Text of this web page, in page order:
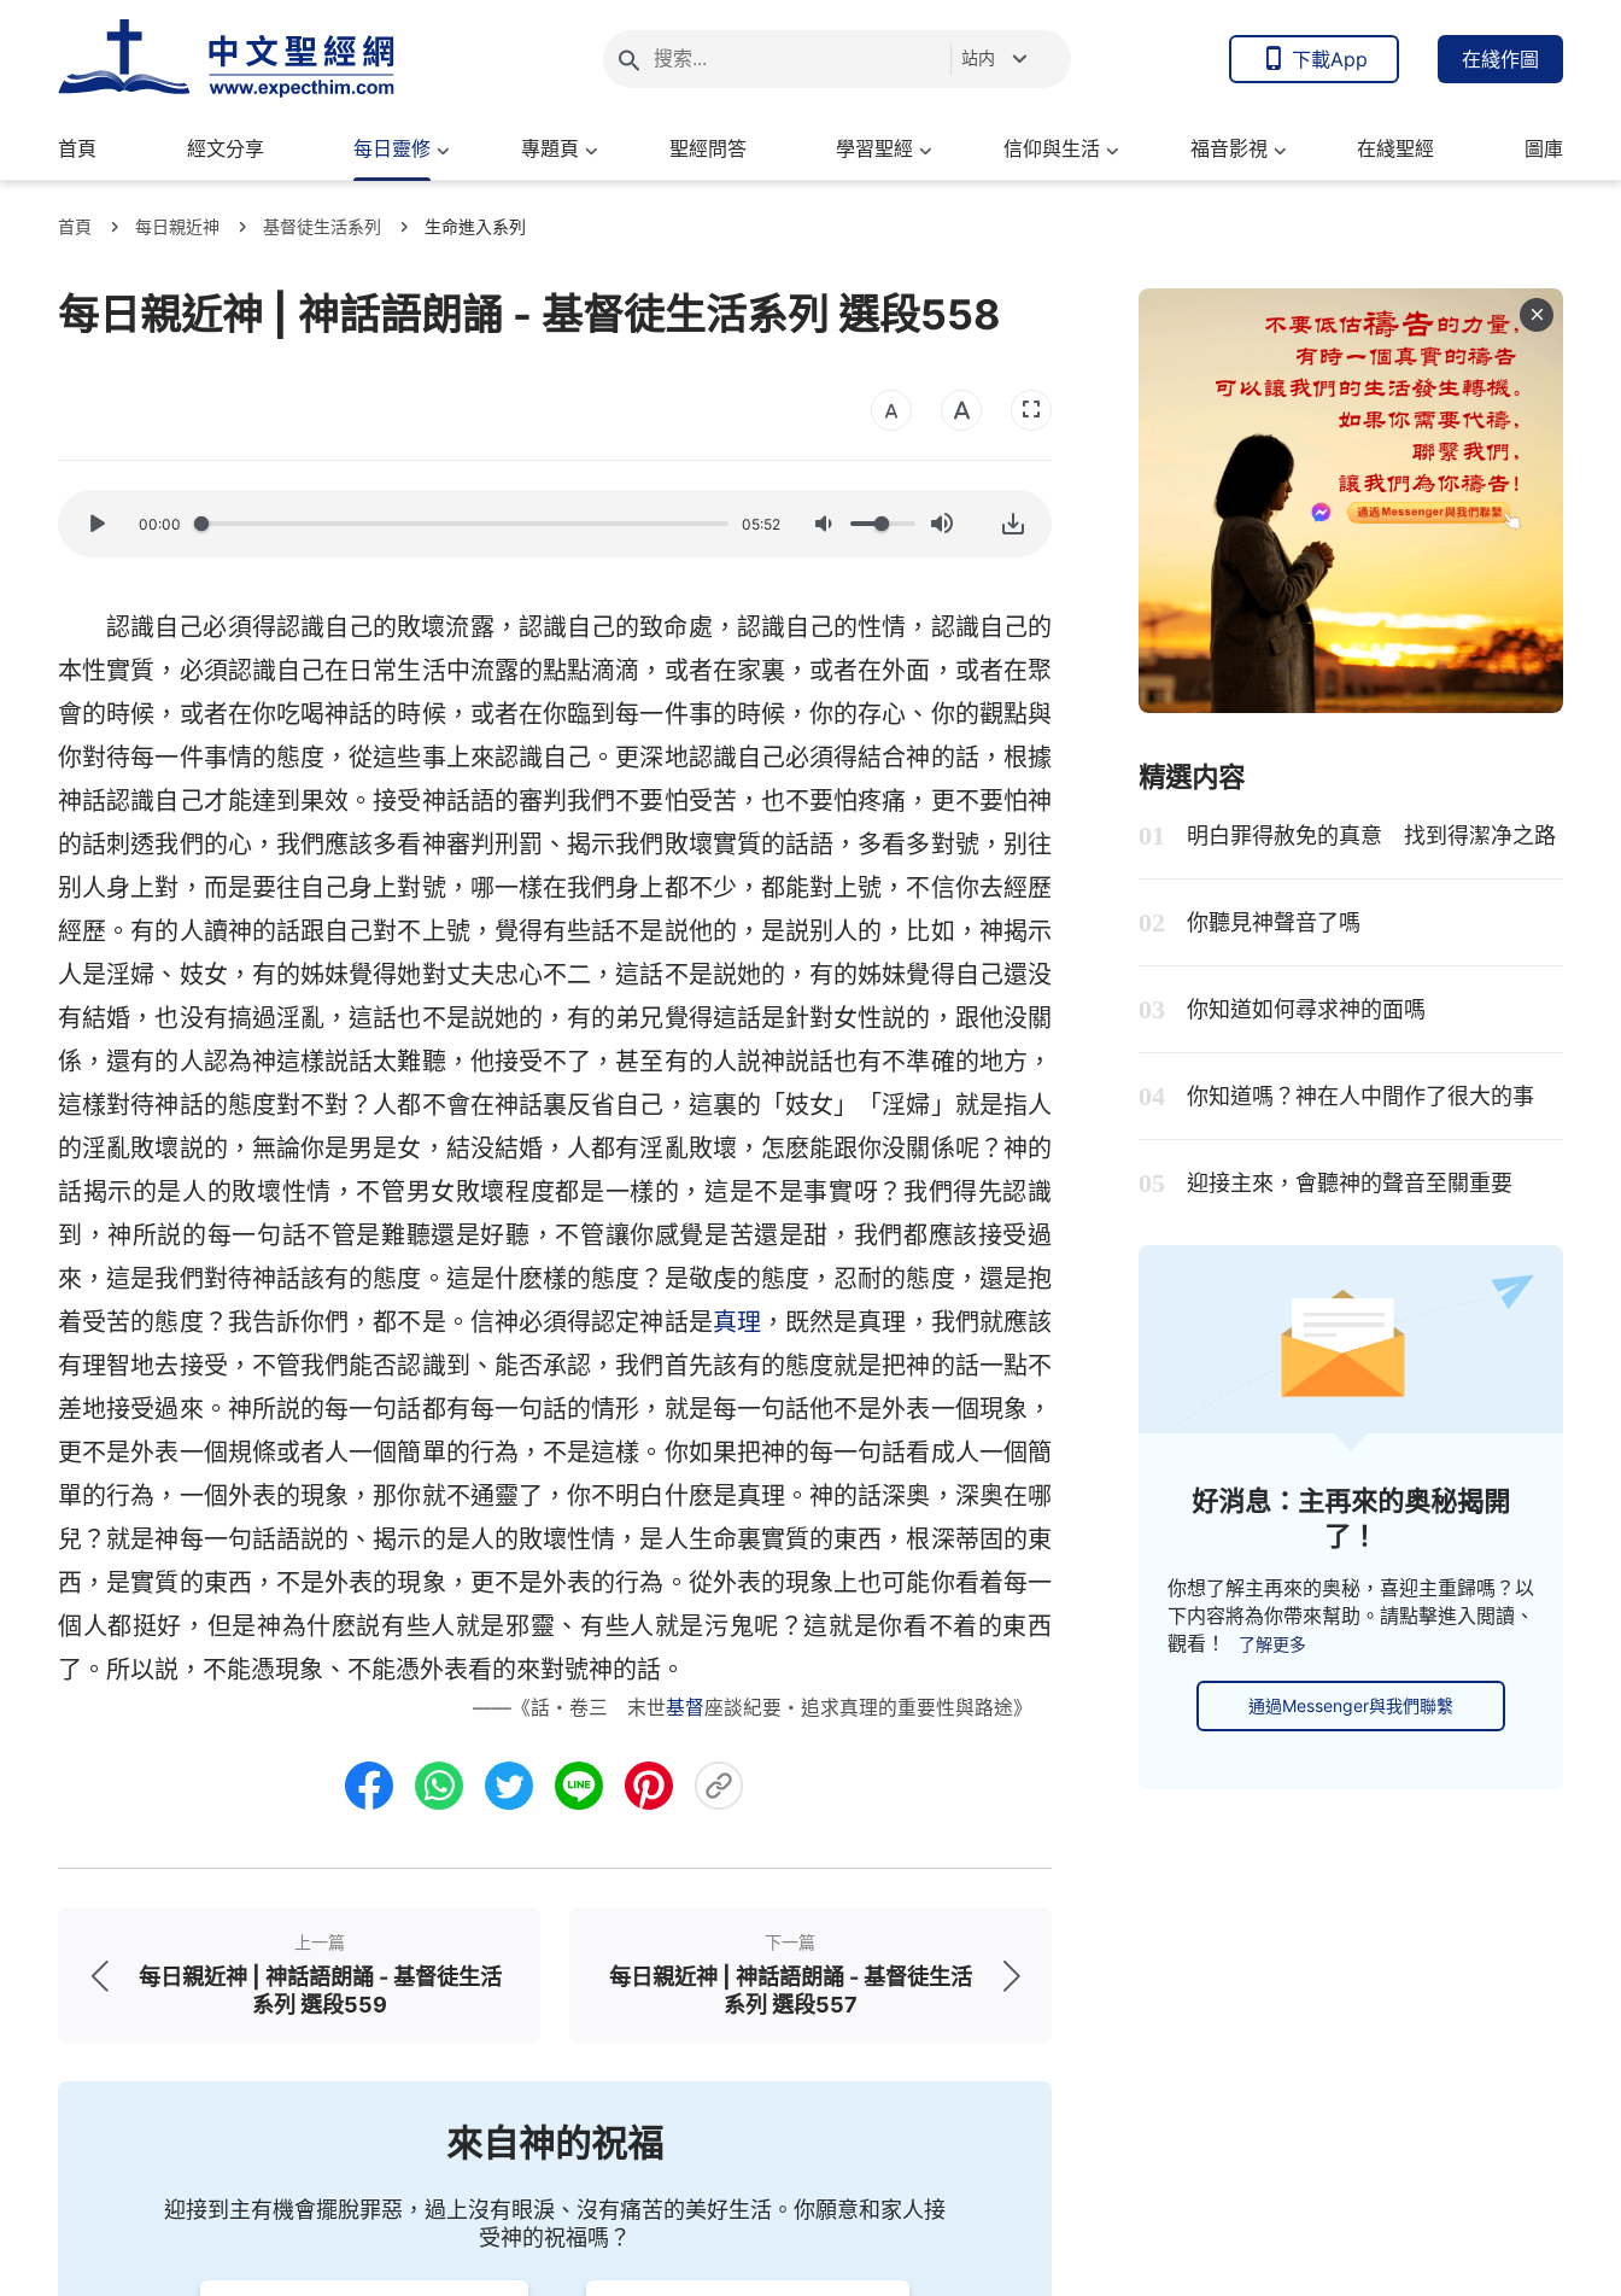
站内 下載App 在綫作圖
首頁 經文分享 每日靈修 專題頁 聖經問答 學習聖經 信仰與生活 福音影視 在綫聖經 圖庫
首頁 每日親近神 基督徒生活系列 生命進入系列
每日親近神 | 神話語朗誦 - 基督徒生活系列 選段558
00:00 05:52
認識自己必須得認識自己的敗壞流露，認識自己的致命處，認識自己的性情，認識自己的
本性實質，必須認識自己在日常生活中流露的點點滴滴，或者在家裏，或者在外面，或者在聚
會的時候，或者在你吃喝神話的時候，或者在你臨到每一件事的時候，你的存心、你的觀點與
你對待每一件事情的態度，從這些事上來認識自己。更深地認識自己必須得結合神的話，根據
神話認識自己才能達到果效。接受神話語的審判我們不要怕受苦，也不要怕疼痛，更不要怕神
的話刺透我們的心，我們應該多看神審判刑罰、揭示我們敗壞實質的話語，多看多對號，别往
别人身上對，而是要往自己身上對號，哪一樣在我們身上都不少，都能對上號，不信你去經歷
經歷。有的人讀神的話跟自己對不上號，覺得有些話不是説他的，是説别人的，比如，神揭示
人是淫婦、妓女，有的姊妹覺得她對丈夫忠心不二，這話不是説她的，有的姊妹覺得自己還没
有結婚，也没有搞過淫亂，這話也不是説她的，有的弟兄覺得這話是針對女性説的，跟他没關
係，還有的人認為神這樣説話太難聽，他接受不了，甚至有的人説神説話也有不準確的地方，
這樣對待神話的態度對不對？人都不會在神話裏反省自己，這裏的「妓女」「淫婦」就是指人
的淫亂敗壞説的，無論你是男是女，結没結婚，人都有淫亂敗壞，怎麽能跟你没關係呢？神的
話揭示的是人的敗壞性情，不管男女敗壞程度都是一樣的，這是不是事實呀？我們得先認識
到，神所説的每一句話不管是難聽還是好聽，不管讓你感覺是苦還是甜，我們都應該接受過
來，這是我們對待神話該有的態度。這是什麽樣的態度？是敬虔的態度，忍耐的態度，還是抱
着受苦的態度？我告訴你們，都不是。信神必須得認定神話是真理，既然是真理，我們就應該
有理智地去接受，不管我們能否認識到、能否承認，我們首先該有的態度就是把神的話一點不
差地接受過來。神所説的每一句話都有每一句話的情形，就是每一句話他不是外表一個現象，
更不是外表一個規條或者人一個簡單的行為，不是這樣。你如果把神的每一句話看成人一個簡
單的行為，一個外表的現象，那你就不通靈了，你不明白什麽是真理。神的話深奥，深奥在哪
兒？就是神每一句話語説的、揭示的是人的敗壞性情，是人生命裏實質的東西，根深蒂固的東
西，是實質的東西，不是外表的現象，更不是外表的行為。從外表的現象上也可能你看着每一
個人都挺好，但是神為什麽説有些人就是邪靈、有些人就是污鬼呢？這就是你看不着的東西
了。所以説，不能憑現象、不能憑外表看的來對號神的話。
——《話・卷三 末世基督座談紀要・追求真理的重要性與路途》
上一篇
每日親近神 | 神話語朗誦 - 基督徒生活
系列 選段559
下一篇
每日親近神 | 神話語朗誦 - 基督徒生活
系列 選段557
來自神的祝福
迎接到主有機會擺脫罪惡，過上沒有眼淚、沒有痛苦的美好生活。你願意和家人接
受神的祝福嗎？
精選内容
明白罪得赦免的真意 找到得潔净之路
你聽見神聲音了嗎
你知道如何尋求神的面嗎
你知道嗎？神在人中間作了很大的事
迎接主來，會聽神的聲音至關重要
好消息：主再來的奥秘揭開
了！
你想了解主再來的奥秘，喜迎主重歸嗎？以
下内容將為你帶來幫助。請點擊進入閲讀、
觀看！
了解更多
通過Messenger與我們聯繫